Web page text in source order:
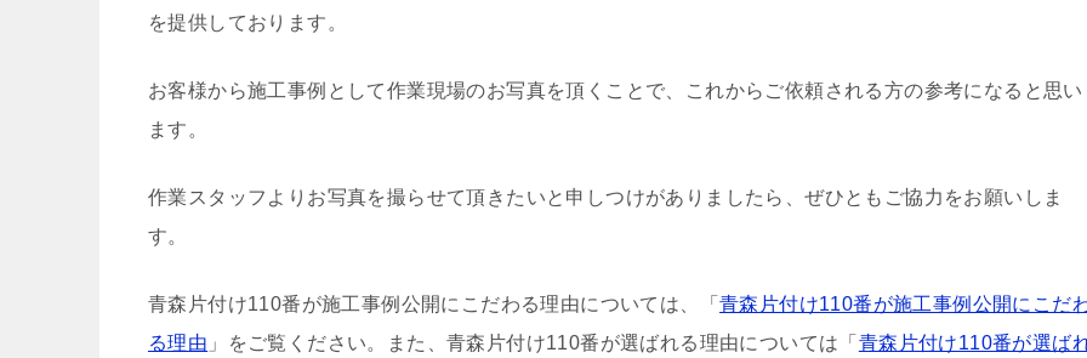
を提供しております。
お客様から施工事例として作業現場のお写真を頂くことで、これからご依頼される方の参考になると思い
ます。
作業スタッフよりお写真を撮らせて頂きたいと申しつけがありましたら、ぜひともご協力をお願いしま
す。
青森片付け110番が施工事例公開にこだわる理由については、「 青森片付け110番が施工事例公開にこだ
る理由 」をご覧ください。また、青森片付け110番が選ばれる理由については「 青森片付け110番が選ば